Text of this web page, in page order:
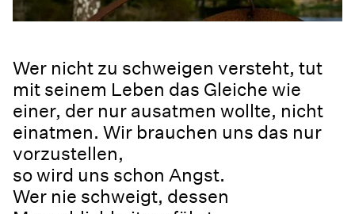
Wer nicht zu schweigen versteht, tut
mit seinem Leben das Gleiche wie
einer, der nur ausatmen wollte, nicht
einatmen. Wir brauchen uns das nur
vorzustellen,
so wird uns schon Angst.
Wer nie schweigt, dessen